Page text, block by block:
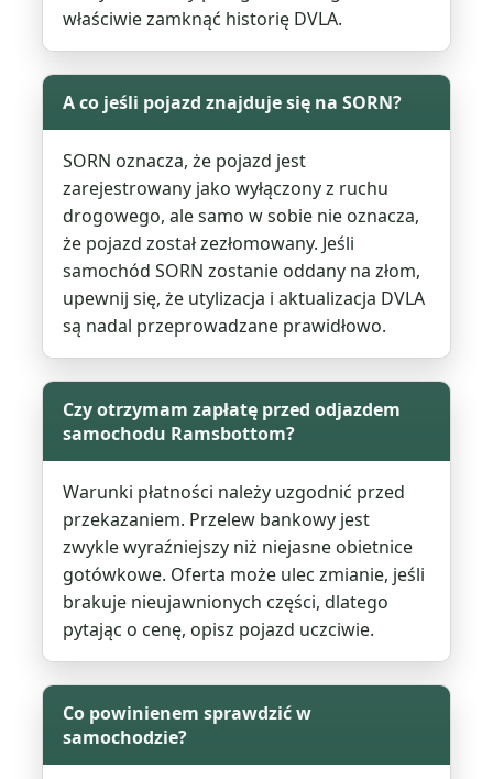
właściwie zamknąć historię DVLA.
A co jeśli pojazd znajduje się na SORN?
SORN oznacza, że ​​pojazd jest
zarejestrowany jako wyłączony z ruchu
drogowego, ale samo w sobie nie oznacza,
że ​​pojazd został zezłomowany. Jeśli
samochód SORN zostanie oddany na złom,
upewnij się, że utylizacja i aktualizacja DVLA
są nadal przeprowadzane prawidłowo.
Czy otrzymam zapłatę przed odjazdem
samochodu Ramsbottom?
Warunki płatności należy uzgodnić przed
przekazaniem. Przelew bankowy jest
zwykle wyraźniejszy niż niejasne obietnice
gotówkowe. Oferta może ulec zmianie, jeśli
brakuje nieujawnionych części, dlatego
pytając o cenę, opisz pojazd uczciwie.
Co powinienem sprawdzić w
samochodzie?